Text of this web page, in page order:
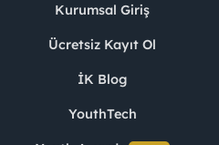
Kurumsal Giriş
Ücretsiz Kayıt Ol
İK Blog
YouthTech